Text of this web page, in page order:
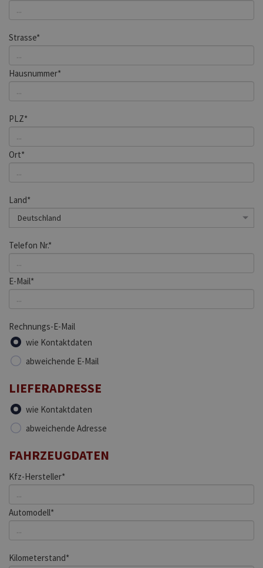
Strasse*
Hausnummer*
PLZ*
Ort*
Land*
Telefon Nr.*
E-Mail*
Rechnungs-E-Mail
wie Kontaktdaten
abweichende E-Mail
LIEFERADRESSE
wie Kontaktdaten
abweichende Adresse
FAHRZEUGDATEN
Kfz-Hersteller*
Automodell*
Kilometerstand*